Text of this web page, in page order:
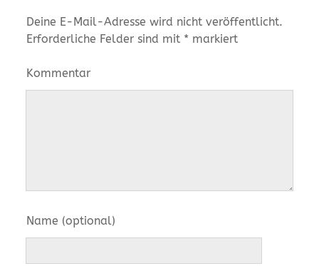
Deine E-Mail-Adresse wird nicht veröffentlicht.
Erforderliche Felder sind mit * markiert
Kommentar
Name (optional)